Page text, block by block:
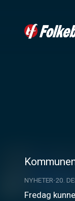
NYHETER 20.
Fredag